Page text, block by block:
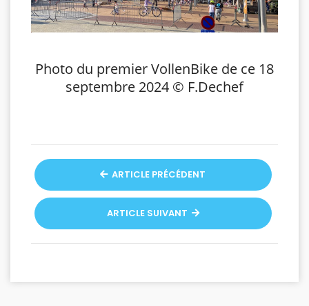
Photo du premier VollenBike de ce 18
septembre 2024 ©️ F.Dechef
ARTICLE PRÉCÉDENT
ARTICLE SUIVANT